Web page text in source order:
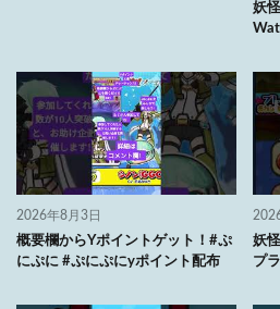
妖
2026年8月3日
概要欄からYポイントゲット！#ぷ
にぷに #ぷにぷにyポイント配布
妖
プ